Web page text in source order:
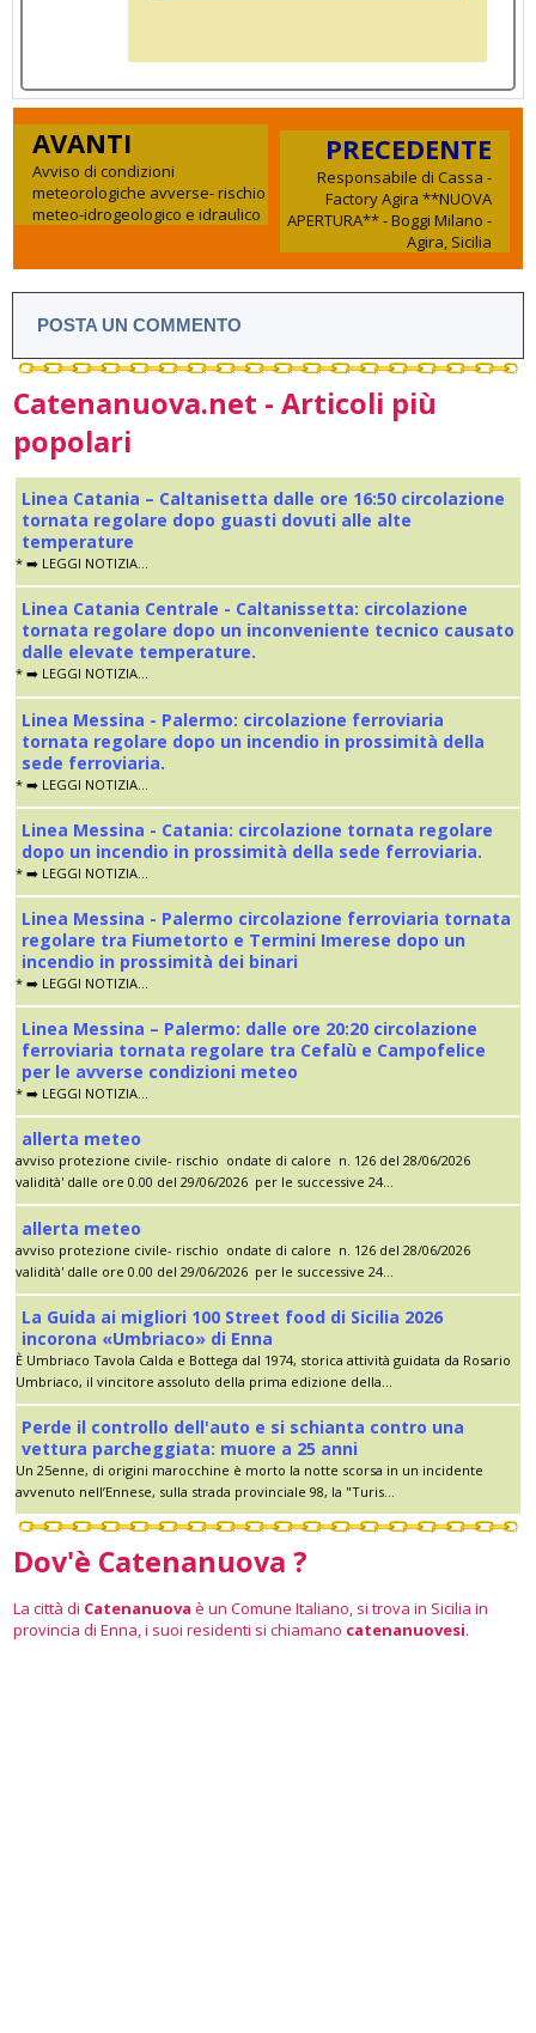
AVANTI
Avviso di condizioni
meteorologiche avverse- rischio
meteo-idrogeologico e idraulico
PRECEDENTE
Responsabile di Cassa -
Factory Agira **NUOVA
APERTURA** - Boggi Milano -
Agira, Sicilia
POSTA UN COMMENTO
Catenanuova.net - Articoli più
popolari
Linea Catania – Caltanisetta dalle ore 16:50 circolazione
tornata regolare dopo guasti dovuti alle alte
temperature
* ➡️ LEGGI NOTIZIA...
Linea Catania Centrale - Caltanissetta: circolazione
tornata regolare dopo un inconveniente tecnico causato
dalle elevate temperature.
* ➡️ LEGGI NOTIZIA...
Linea Messina - Palermo: circolazione ferroviaria
tornata regolare dopo un incendio in prossimità della
sede ferroviaria.
* ➡️ LEGGI NOTIZIA...
Linea Messina - Catania: circolazione tornata regolare
dopo un incendio in prossimità della sede ferroviaria.
* ➡️ LEGGI NOTIZIA...
Linea Messina - Palermo circolazione ferroviaria tornata
regolare tra Fiumetorto e Termini Imerese dopo un
incendio in prossimità dei binari
* ➡️ LEGGI NOTIZIA...
Linea Messina – Palermo: dalle ore 20:20 circolazione
ferroviaria tornata regolare tra Cefalù e Campofelice
per le avverse condizioni meteo
* ➡️ LEGGI NOTIZIA...
allerta meteo
avviso protezione civile- rischio ondate di calore n. 126 del 28/06/2026
validità' dalle ore 0.00 del 29/06/2026 per le successive 24...
allerta meteo
avviso protezione civile- rischio ondate di calore n. 126 del 28/06/2026
validità' dalle ore 0.00 del 29/06/2026 per le successive 24...
La Guida ai migliori 100 Street food di Sicilia 2026
incorona «Umbriaco» di Enna
È Umbriaco Tavola Calda e Bottega dal 1974, storica attività guidata da Rosario
Umbriaco, il vincitore assoluto della prima edizione della...
Perde il controllo dell'auto e si schianta contro una
vettura parcheggiata: muore a 25 anni
Un 25enne, di origini marocchine è morto la notte scorsa in un incidente
avvenuto nell’Ennese, sulla strada provinciale 98, la "Turis...
Dov'è Catenanuova ?
La città di Catenanuova è un Comune Italiano, si trova in Sicilia in
provincia di Enna, i suoi residenti si chiamano catenanuovesi.